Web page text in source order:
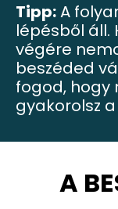
Tipp:A
lépésből áll.
végére
beszéded
fogod, hogy
gyakorolsz
A